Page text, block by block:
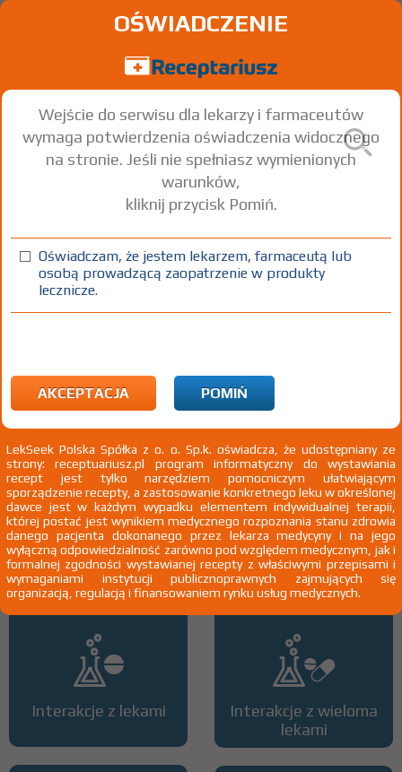
®
Carvedilol
tabl. 6,25 mg 30 szt. (3 blistry) Doustnie
100%
30%(1) 75+(2) DZ(3)
2)
Wszystkie dawki leku
Interakcje z lekami
ATC
Interakcje z wieloma
lekami
OŚWIADCZENIE
Wejście do serwisu dla lekarzy i farmaceutów
wymaga potwierdzenia oświadczenia widocznego
na stronie. Jeśli nie spełniasz wymienionych
warunków,
kliknij przycisk Pomiń.
Oświadczam, że jestem lekarzem, farmaceutą lub
osobą prowadzącą zaopatrzenie w produkty
lecznicze.
AKCEPTACJA POMIŃ
LekSeek Polska Spółka z o. o. Sp.k. oświadcza, że udostępniany ze
strony: receptuariusz.pl program informatyczny do wystawiania
recept jest tylko narzędziem pomocniczym ułatwiającym
sporządzenie recepty, a zastosowanie konkretnego leku w określonej
dawce jest w każdym wypadku elementem indywidualnej terapii,
której postać jest wynikiem medycznego rozpoznania stanu zdrowia
danego pacjenta dokonanego przez lekarza medycyny i na jego
wyłączną odpowiedzialność zarówno pod względem medycznym, jak i
formalnej zgodności wystawianej recepty z właściwymi przepisami i
wymaganiami instytucji publicznoprawnych zajmujących się
organizacją, regulacją i finansowaniem rynku usług medycznych.